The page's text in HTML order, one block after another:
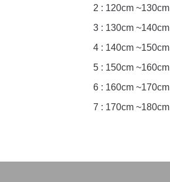
2 : 120cm ~130cm
3 : 130cm ~140cm
4 : 140cm ~150cm
5 : 150cm ~160cm
6 : 160cm ~170cm
7 : 170cm ~180cm